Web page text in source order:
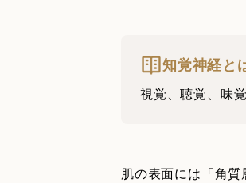
知覚神経と
視覚、聴覚、味
肌の表面には「角質